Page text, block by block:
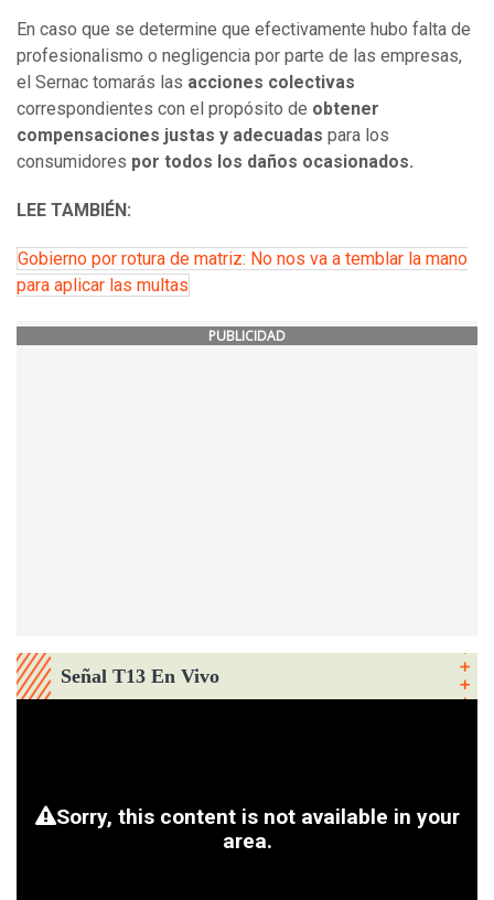
En caso que se determine que efectivamente hubo falta de
profesionalismo o negligencia por parte de las empresas,
el Sernac tomarás las acciones colectivas
correspondientes con el propósito de obtener
compensaciones justas y adecuadas para los
consumidores por todos los daños ocasionados.
LEE TAMBIÉN:
Gobierno por rotura de matriz: No nos va a temblar la mano
para aplicar las multas
PUBLICIDAD
Señal T13 En Vivo